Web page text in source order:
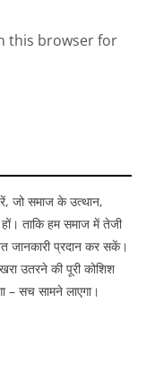
this browser for
जो समाज के उत्थान,
ताकि हम समाज में तेजी
जानकारी प्रदान कर सकें।
उतरने की पूरी कोशिश
– सच सामने लाएगा।